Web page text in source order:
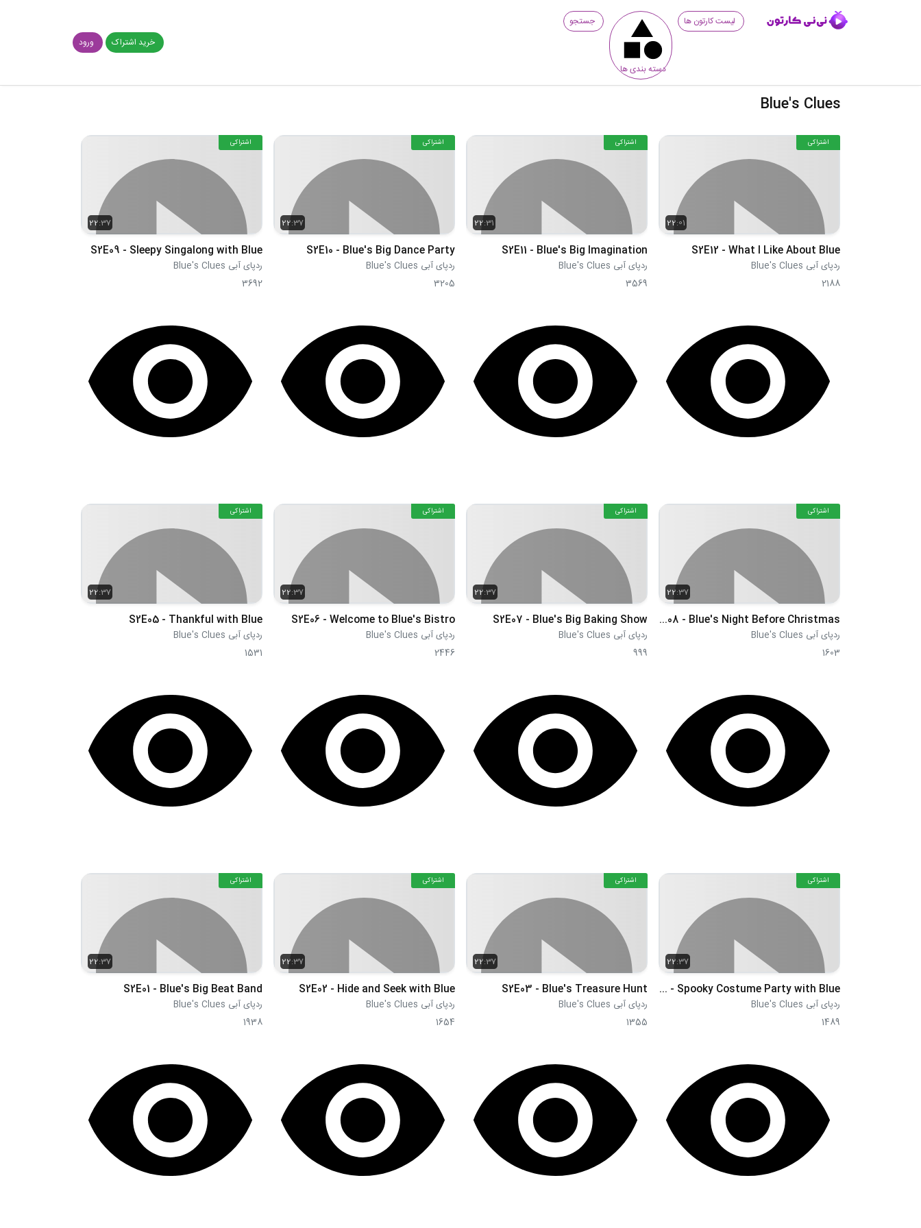
لیست کارتون ها
دسته بندی ها
جستجو
خرید اشتراک
ورود
Blue's Clues
22:01
اشتراکی
S2E12 - What I Like About Blue
ردپای آبی Blue's Clues
2188
22:31
اشتراکی
S2E11 - Blue's Big Imagination
ردپای آبی Blue's Clues
3569
22:37
اشتراکی
S2E10 - Blue's Big Dance Party
ردپای آبی Blue's Clues
3205
22:37
اشتراکی
S2E09 - Sleepy Singalong with Blue
ردپای آبی Blue's Clues
3692
22:37
اشتراکی
S2E08 - Blue's Night Before Christmas
ردپای آبی Blue's Clues
1603
22:37
اشتراکی
S2E07 - Blue's Big Baking Show
ردپای آبی Blue's Clues
999
22:37
اشتراکی
S2E06 - Welcome to Blue's Bistro
ردپای آبی Blue's Clues
2446
22:37
اشتراکی
S2E05 - Thankful with Blue
ردپای آبی Blue's Clues
1531
22:37
اشتراکی
S2E04 - Spooky Costume Party with Blue
ردپای آبی Blue's Clues
1489
22:37
اشتراکی
S2E03 - Blue's Treasure Hunt
ردپای آبی Blue's Clues
1355
22:37
اشتراکی
S2E02 - Hide and Seek with Blue
ردپای آبی Blue's Clues
1654
22:37
اشتراکی
S2E01 - Blue's Big Beat Band
ردپای آبی Blue's Clues
1938